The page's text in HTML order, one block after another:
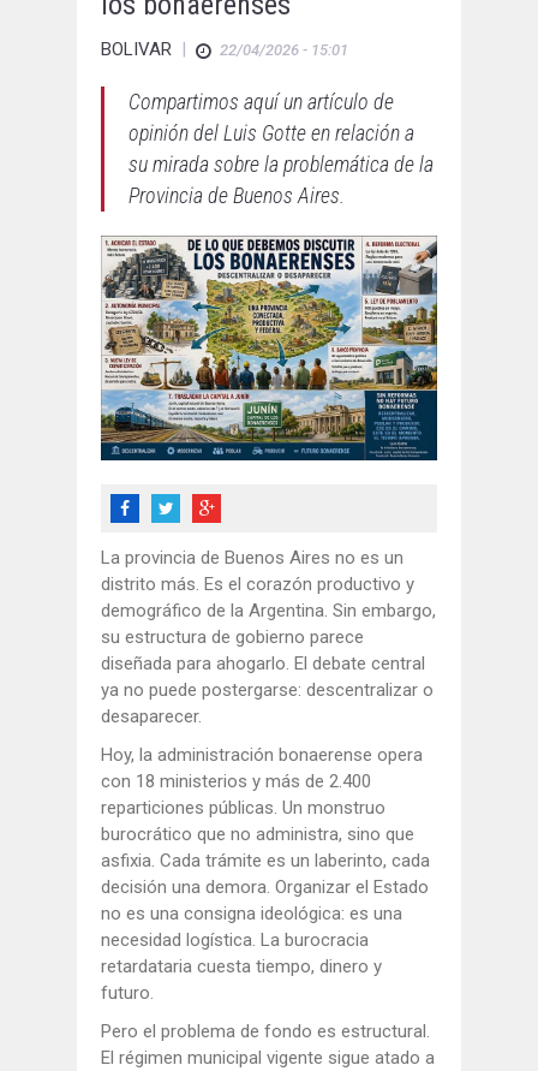
BOLIVAR | 22/04/2026 - 15:01
Compartimos aquí un artículo de
opinión del Luis Gotte en relación a
su mirada sobre la problemática de la
Provincia de Buenos Aires.
La provincia de Buenos Aires no es un
distrito más. Es el corazón productivo y
demográfico de la Argentina. Sin embargo,
su estructura de gobierno parece
diseñada para ahogarlo. El debate central
ya no puede postergarse: descentralizar o
desaparecer.
Hoy, la administración bonaerense opera
con 18 ministerios y más de 2.400
reparticiones públicas. Un monstruo
burocrático que no administra, sino que
asfixia. Cada trámite es un laberinto, cada
decisión una demora. Organizar el Estado
no es una consigna ideológica: es una
necesidad logística. La burocracia
retardataria cuesta tiempo, dinero y
futuro.
Pero el problema de fondo es estructural.
El régimen municipal vigente sigue atado a